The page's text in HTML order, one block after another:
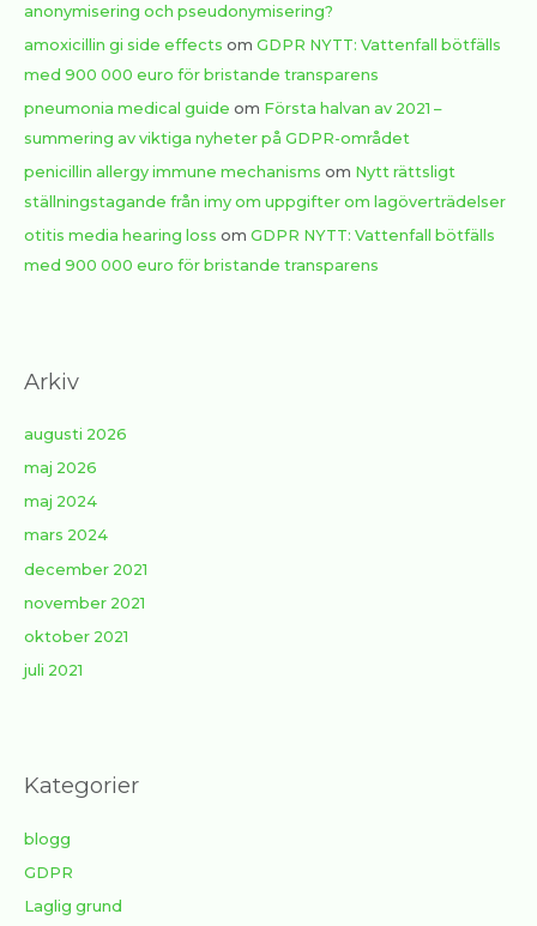
anonymisering och pseudonymisering?
amoxicillin gi side effects om GDPR NYTT: Vattenfall bötfälls
med 900 000 euro för bristande transparens
pneumonia medical guide om Första halvan av 2021 –
summering av viktiga nyheter på GDPR-området
penicillin allergy immune mechanisms om Nytt rättsligt
ställningstagande från imy om uppgifter om lagöverträdelser
otitis media hearing loss om GDPR NYTT: Vattenfall bötfälls
med 900 000 euro för bristande transparens
Arkiv
augusti 2026
maj 2026
maj 2024
mars 2024
december 2021
november 2021
oktober 2021
juli 2021
Kategorier
blogg
GDPR
Laglig grund